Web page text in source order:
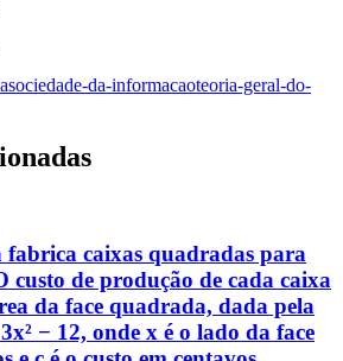
sociedade-da-informacaoteoria-geral-do-
fabrica caixas quadradas para
custo de produção de cada caixa
da face quadrada, dada pela
− 12, onde x é o lado da face